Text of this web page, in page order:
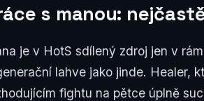
s manou:
je v HotS sdílený zdroj jen v
lahve jako jinde. Healer,
fightu na pětce úplně